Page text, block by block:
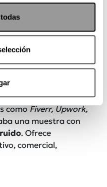
tienda.
crecer tu dinero sin
tiempo?
comoFiverr, Upwork,
una muestra con
. Ofrece
comercial,